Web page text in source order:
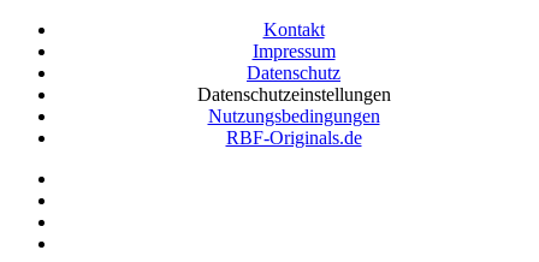
Kontakt
Impressum
Datenschutz
Datenschutzeinstellungen
Nutzungsbedingungen
RBF-Originals.de